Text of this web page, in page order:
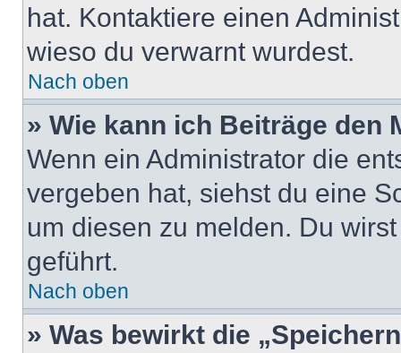
hat. Kontaktiere einen
wieso du verwarnt wurdest.
Nach oben
» Wie kann ich Beiträge den
Wenn ein Administrator die
vergeben hat, siehst du eine
um diesen zu melden. Du
geführt.
Nach oben
» Was bewirkt die